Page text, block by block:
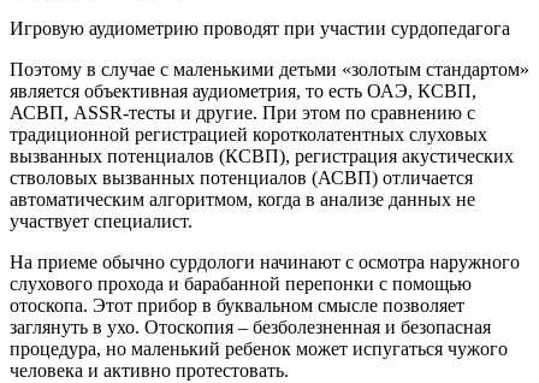
Игровую аудиометрию проводят при участии сурдопедагога
Поэтому в случае с маленькими детьми «золотым стандартом»
является объективная аудиометрия, то есть ОАЭ, КСВП,
АСВП, АSSR-тесты и другие. При этом по сравнению с
традиционной регистрацией коротколатентных слуховых
вызванных потенциалов (КСВП), регистрация акустических
стволовых вызванных потенциалов (АСВП) отличается
автоматическим алгоритмом, когда в анализе данных не
участвует специалист.
На приеме обычно сурдологи начинают с осмотра наружного
слухового прохода и барабанной перепонки с помощью
отоскопа. Этот прибор в буквальном смысле позволяет
заглянуть в ухо. Отоскопия – безболезненная и безопасная
процедура, но маленький ребенок может испугаться чужого
человека и активно протестовать.